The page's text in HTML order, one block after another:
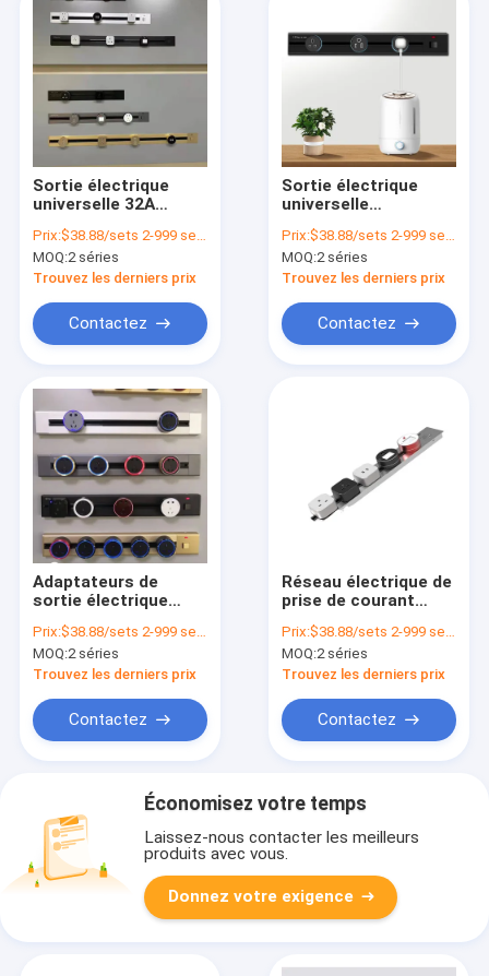
Sortie électrique
universelle 32A
électrique pour mur
et table
Prix:$38.88/sets 2-999 sets
MOQ:2 séries
Trouvez les derniers prix
Contactez
Sortie électrique
universelle
Meilleur interrupteur
multifonctionnel et
prise industrielle
Prix:$38.88/sets 2-999 sets
MOQ:2 séries
Trouvez les derniers prix
Contactez
Adaptateurs de
sortie électrique
bureau
Prix:$38.88/sets 2-999 sets
MOQ:2 séries
Trouvez les derniers prix
Contactez
Réseau électrique de
prise de courant
gestion de piste
Grommet
Prix:$38.88/sets 2-999 sets
MOQ:2 séries
Trouvez les derniers prix
Contactez
Économisez votre temps
Laissez-nous contacter les meilleurs
produits avec vous.
Donnez votre exigence